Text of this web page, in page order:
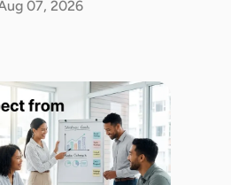
07, 2026